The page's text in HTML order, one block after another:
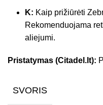
K: Kaip prižiūrėti
Rekomenduojama
aliejumi.
Pristatymas (Citadel.lt):
SVORIS